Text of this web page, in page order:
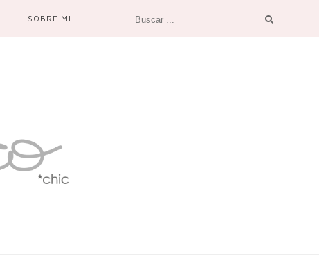
SOBRE MI